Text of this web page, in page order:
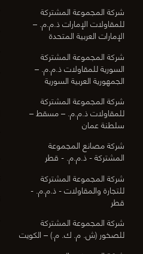
شركة المجموعة المشتركة
للمقاولات الإمارات ذ.م.م. –
الإمارات العربية المتحدة
شركة المجموعة المشتركة
السورية للمقاولات ذ.م.م. –
الجمهورية العربية السورية
شركة المجموعة المشتركة
للمقاولات ذ.م.م. – مسقط –
سلطنة عمان
شركة مصانع المجموعة
المشتركة - ذ.م.م. - قطر
شركة المجموعة المشتركة
للتجارة والمقاولات - ذ.م.م. -
قطر
شركة المجموعة المشتركة
للصخور (ش. م. ك. م.) – الكويت